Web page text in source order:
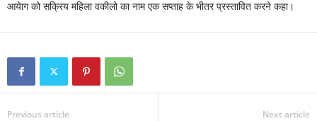
आयेाग को सक्रिय महिला वकीलो का नाम एक सप्ताह के भीतर प्रस्तावित करने कहा।
Previous article Next article